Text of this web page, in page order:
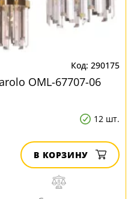
290175
OML-67707-06
12 шт.
В КОРЗИНУ